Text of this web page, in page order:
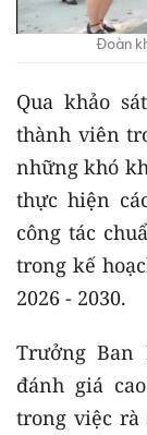
Đoàn
Qua khảo
thành viên
những khó
thực hiện
công tác
trong kế
2026 - 2030.
Trưởng
đánh giá
trong việc rà